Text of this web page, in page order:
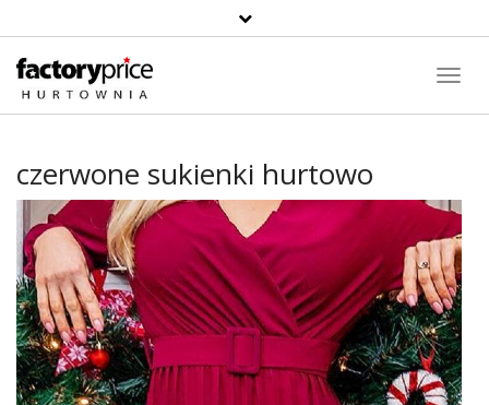
czerwone sukienki hurtowo